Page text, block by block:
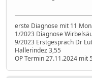
erste Diagnose mit 11
1/2023 Diagnose
9/2023 Erstgespräch Dr
Hallerindez 3,55
OP Termin 27.11.2024 mit